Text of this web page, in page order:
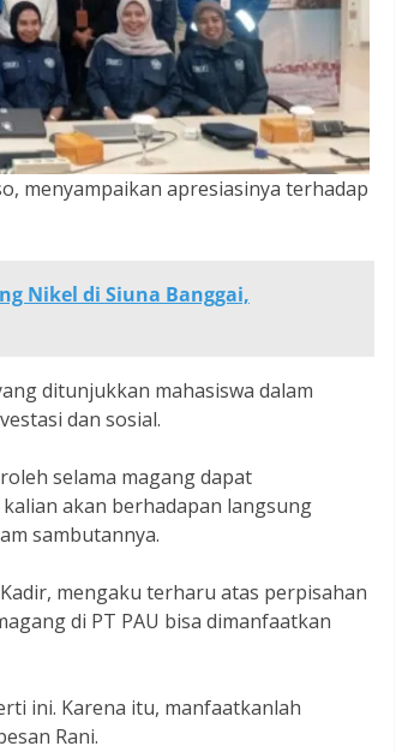
menyampaikan apresiasinya terhadap
Nikel di Siuna Banggai,
ditunjukkan mahasiswa dalam
dan sosial.
selama magang dapat
akan berhadapan langsung
sambutannya.
mengaku terharu atas perpisahan
di PT PAU bisa dimanfaatkan
ini. Karena itu, manfaatkanlah
Rani.